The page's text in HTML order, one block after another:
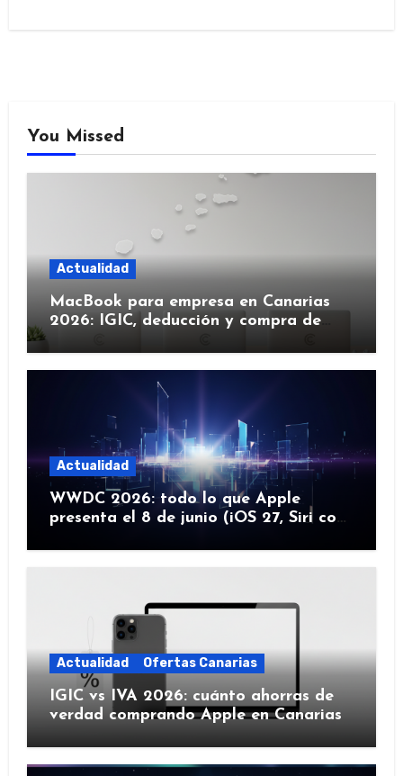
You Missed
Actualidad
MacBook para empresa en Canarias
2026: IGIC, deducción y compra de
Actualidad
WWDC 2026: todo lo que Apple
presenta el 8 de junio (iOS 27, Siri con
Actualidad Ofertas Canarias
IGIC vs IVA 2026: cuánto ahorras de
verdad comprando Apple en Canarias